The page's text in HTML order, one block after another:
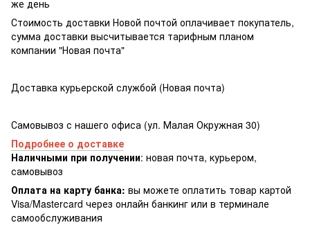
же день
Стоимость доставки Новой почтой оплачивает покупатель,
сумма доставки высчитывается тарифным планом
компании "Новая почта"
Доставка курьерской службой (Новая почта)
Самовывоз с нашего офиса (ул. Малая Окружная 30)
Подробнее о доставке
Наличными при получении: новая почта, курьером,
самовывоз
Оплата на карту банка: вы можете оплатить товар картой
Visa/Masterсard через онлайн банкинг или в терминале
самообслуживания